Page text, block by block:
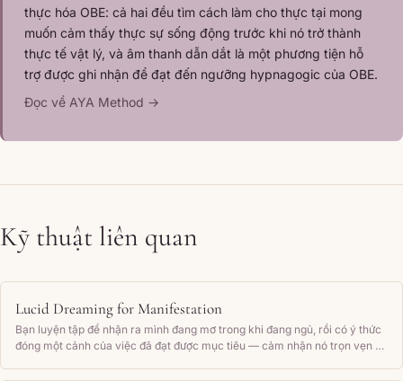
thực hóa OBE: cả hai đều tìm cách làm cho thực tại mong
muốn cảm thấy thực sự sống động trước khi nó trở thành
thực tế vật lý, và âm thanh dẫn dắt là một phương tiện hỗ
trợ được ghi nhận để đạt đến ngưỡng hypnagogic của OBE.
Đọc về AYA Method →
Kỹ thuật liên quan
Lucid Dreaming for Manifestation
Bạn luyện tập để nhận ra mình đang mơ trong khi đang ngủ, rồi có ý thức
đóng một cảnh của việc đã đạt được mục tiêu — cảm nhận nó trọn vẹn —